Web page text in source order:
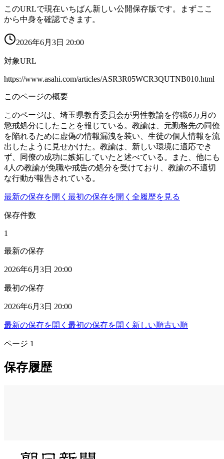
このURLで現在いちばん新しい公開保存版です。まずここ
から中身を確認できます。
2026年6月3日 20:00
対象URL
https://www.asahi.com/articles/ASR3R05WCR3QUTNB010.html
このページの概要
このページは、埼玉県教育委員会が男性教諭を停職6カ月の
懲戒処分にしたことを報じている。教諭は、元勤務先の同僚
を陥れるために虚偽の情報漏洩を装い、生徒の個人情報を流
出したように見せかけた。教諭は、新しい環境に適応でき
ず、同僚の成功に嫉妬していたと述べている。また、他にも
4人の教諭が免職や戒告の処分を受けており、教諭の不適切
な行動が報告されている。
最新の保存を開く 最初の保存を開く 全履歴を見る
保存件数
1
最新の保存
2026年6月3日 20:00
最初の保存
2026年6月3日 20:00
最新の保存を開く 最初の保存を開く 新しい順古い順
ページ 1
保存履歴